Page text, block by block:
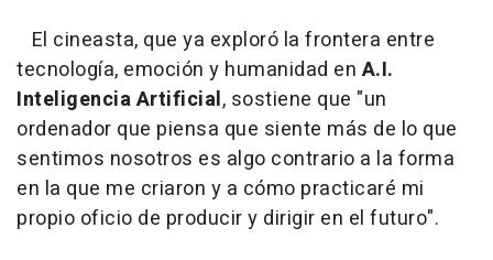
El cineasta, que ya exploró la frontera entre
tecnología, emoción y humanidad en A.I.
Inteligencia Artificial, sostiene que "un
ordenador que piensa que siente más de lo que
sentimos nosotros es algo contrario a la forma
en la que me criaron y a cómo practicaré mi
propio oficio de producir y dirigir en el futuro".